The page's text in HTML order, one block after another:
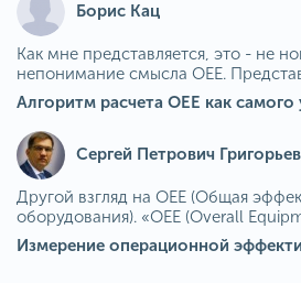
Борис Кац
Как мне представляется, это - не
непонимание смысла OEE.
Сергей Петрович Григорьев
Другой взгляд на OEE (Общая
оборудования). «OEE (Overall